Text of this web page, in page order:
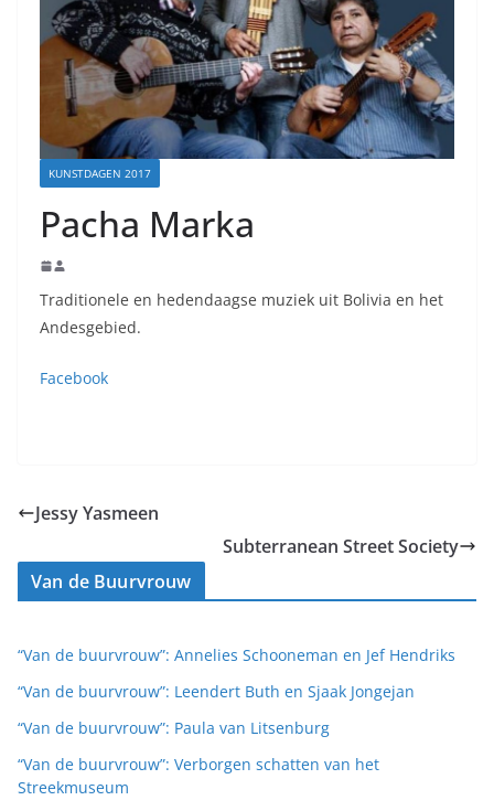
KUNSTDAGEN 2017
Pacha Marka
Traditionele en hedendaagse muziek uit Bolivia en het
Andesgebied.
Facebook
Jessy Yasmeen
Subterranean Street Society
Van de Buurvrouw
“Van de buurvrouw”: Annelies Schooneman en Jef Hendriks
“Van de buurvrouw”: Leendert Buth en Sjaak Jongejan
“Van de buurvrouw”: Paula van Litsenburg
“Van de buurvrouw”: Verborgen schatten van het
Streekmuseum